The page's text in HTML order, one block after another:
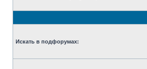
Искать в подфорумах: